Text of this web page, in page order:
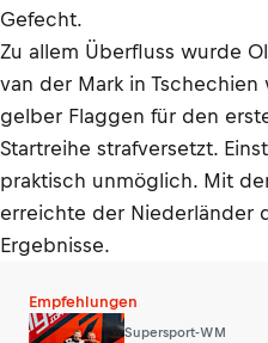
Gefecht.
Zu allem Überfluss wurde
van der Mark in
gelber Flaggen für den
Startreihe strafversetzt.
praktisch unmöglich. Mit
erreichte der Niederländer
Ergebnisse.
Empfehlungen
Supersport-WM